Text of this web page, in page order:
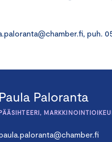
puh.
Paula Paloranta